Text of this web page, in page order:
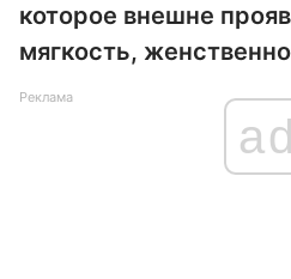
которое внешне
мягкость,
Реклама
ad